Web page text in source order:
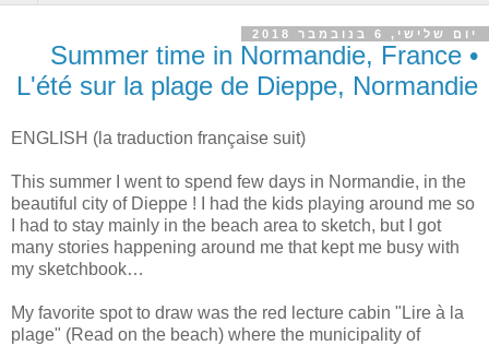
יום שלישי, 6 בנובמבר 2018
Summer time in Normandie, France •
L'été sur la plage de Dieppe, Normandie
ENGLISH (la traduction française suit)
This summer I went to spend few days in Normandie, in the
beautiful city of Dieppe ! I had the kids playing around me so
I had to stay mainly in the beach area to sketch, but I got
many stories happening around me that kept me busy with
my sketchbook…
My favorite spot to draw was the red lecture cabin "Lire à la
plage" (Read on the beach) where the municipality of